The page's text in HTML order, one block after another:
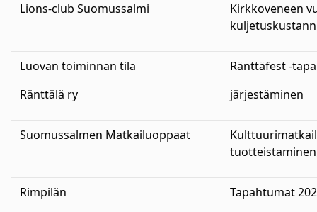
Lions-club Suomussalmi
Kirkkoveneen
Luovan toiminnan tila
Ränttälä ry
Ränttäfest -
järjestäminen
Suomussalmen Matkailuoppaat
Rimpilän
Tapahtumat